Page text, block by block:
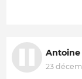
23